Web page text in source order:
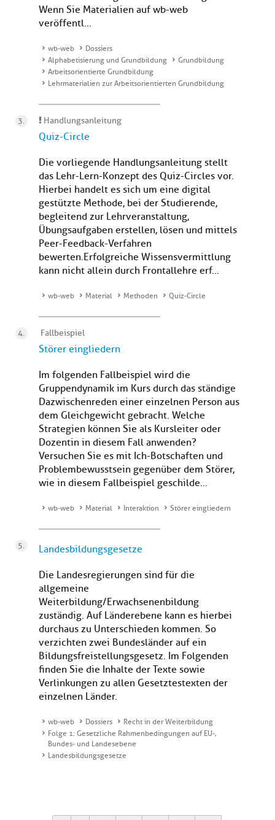
Wenn Sie Materialien auf wb-web
veröffentl...
wb-web
Dossiers
Alphabetisierung und Grundbildung
Grundbildung
Arbeitsorientierte Grundbildung
Lehrmaterialien zur Arbeitsorientierten Grundbildung
Handlungsanleitung
Quiz-Circle
Die vorliegende Handlungsanleitung stellt
das Lehr-Lern-Konzept des Quiz-Circles vor.
Hierbei handelt es sich um eine digital
gestützte Methode, bei der Studierende,
begleitend zur Lehrveranstaltung,
Übungsaufgaben erstellen, lösen und mittels
Peer-Feedback-Verfahren
bewerten.Erfolgreiche Wissensvermittlung
kann nicht allein durch Frontallehre erf...
wb-web Material Methoden Quiz-Circle
Fallbeispiel
Störer eingliedern
Im folgenden Fallbeispiel wird die
Gruppendynamik im Kurs durch das ständige
Dazwischenreden einer einzelnen Person aus
dem Gleichgewicht gebracht. Welche
Strategien können Sie als Kursleiter oder
Dozentin in diesem Fall anwenden?
Versuchen Sie es mit Ich-Botschaften und
Problembewusstsein gegenüber dem Störer,
wie in diesem Fallbeispiel geschilde...
wb-web Material Interaktion Störer eingliedern
Landesbildungsgesetze
Die Landesregierungen sind für die
allgemeine
Weiterbildung/Erwachsenenbildung
zuständig. Auf Länderebene kann es hierbei
durchaus zu Unterschieden kommen. So
verzichten zwei Bundesländer auf ein
Bildungsfreistellungsgesetz. Im Folgenden
finden Sie die Inhalte der Texte sowie
Verlinkungen zu allen Gesetztestexten der
einzelnen Länder.
wb-web Dossiers
Recht in der Weiterbildung
Folge 1: Gesetzliche Rahmenbedingungen auf EU-,
Bundes- und Landesebene
Landesbildungsgesetze